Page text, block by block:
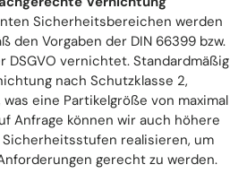
Sicherheitsbereichen werden
den Vorgaben der DIN 66399 bzw.
DSGVO vernichtet. Standardmäßig
nach Schutzklasse 2,
eine Partikelgröße von maximal
Anfrage können wir auch höhere
realisieren, um
gerecht zu werden.​